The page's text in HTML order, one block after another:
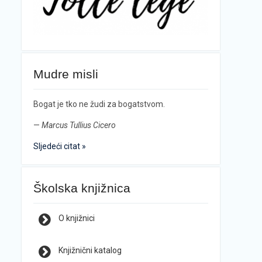
Mudre misli
Bogat je tko ne žudi za bogatstvom.
— Marcus Tullius Cicero
Sljedeći citat »
Školska knjižnica
O knjižnici
Knjižnični katalog